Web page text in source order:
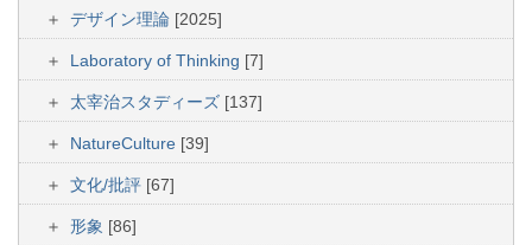
デザイン理論 [2025]
Laboratory of Thinking [7]
太宰治スタディーズ [137]
NatureCulture [39]
文化/批評 [67]
形象 [86]